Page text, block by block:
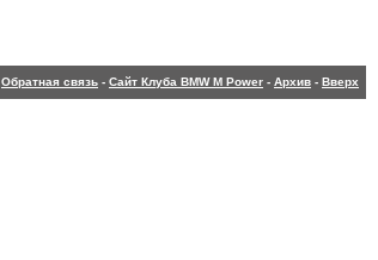
Обратная связь - Сайт Клуба BMW M Power - Архив - Вверх